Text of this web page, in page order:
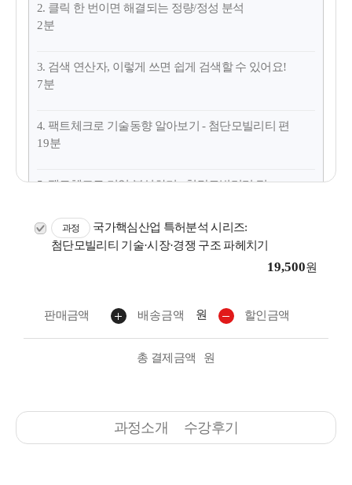
2. 클릭 한 번이면 해결되는 정량/정성 분석
2분
3. 검색 연산자, 이렇게 쓰면 쉽게 검색할 수 있어요!
7분
4. 팩트체크로 기술동향 알아보기 - 첨단모빌리티 편
19분
5. 팩트체크로 기업 분석하기 - 첨단모빌리티 편
과정
국가핵심산업 특허분석 시리즈:
첨단모빌리티 기술·시장·경쟁 구조 파헤치기
19,500원
판매금액 배송금액 원 할인금액
총 결제금액 원
과정소개 수강후기